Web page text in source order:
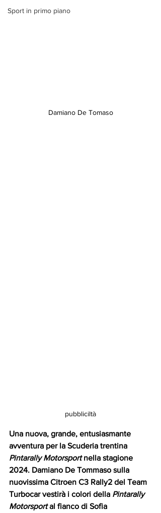
Sport in primo piano
Damiano De Tomaso
pubbliciltà
Una nuova, grande, entusiasmante
avventura per la Scuderia trentina
Pintarally Motorsport nella stagione
2024. Damiano De Tommaso sulla
nuovissima Citroen C3 Rally2 del Team
Turbocar vestirà i colori della Pintarally
Motorsport al fianco di Sofia